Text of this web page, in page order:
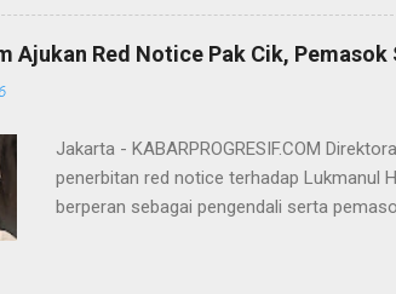
terdakwa Ervan tersebut tidak terdapat unsur
Menurut majelis hakim, kasus yang menjerat
itulah, terdakwa Ervan diputus bebas dari
Ajukan Red Notice Pak Cik,
Jakarta - KABARPROGRESIF.COM
penerbitan red notice terhadap Lukmanul
berperan sebagai pengendali serta
DPO Lukmanul Hakim alias Hendra alias